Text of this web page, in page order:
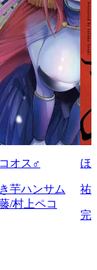
オス♂
芋ハンサム
/村上ペコ
ほ
祐
完